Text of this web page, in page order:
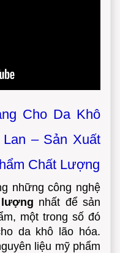
Cho Da Khô
– Sản Xuất
Chất Lượng
những công nghệ
nhất để sản
một trong số đó
da khô lão hóa.
liệu mỹ phẩm